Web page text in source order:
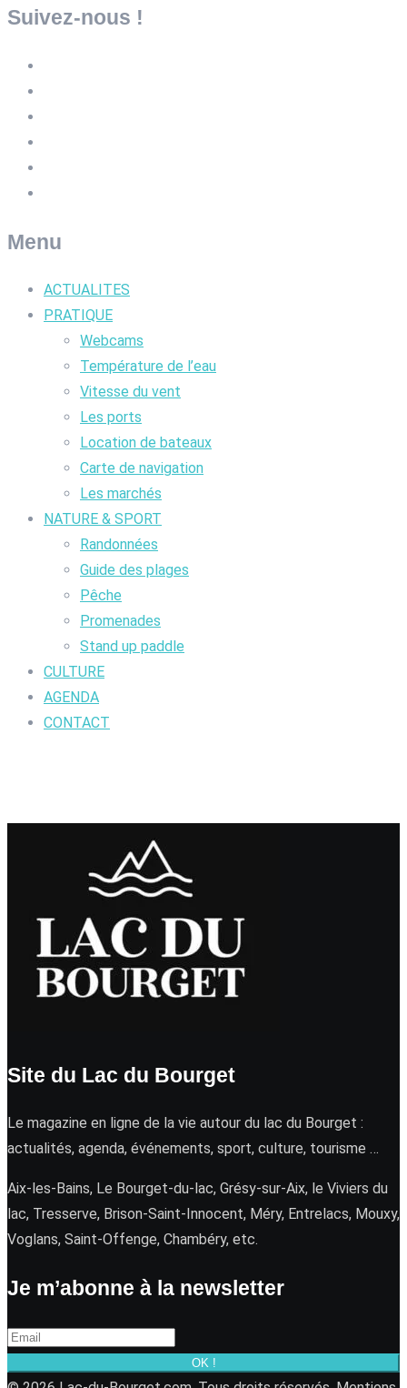
Suivez-nous !
Menu
ACTUALITES
PRATIQUE
Webcams
Température de l’eau
Vitesse du vent
Les ports
Location de bateaux
Carte de navigation
Les marchés
NATURE & SPORT
Randonnées
Guide des plages
Pêche
Promenades
Stand up paddle
CULTURE
AGENDA
CONTACT
Site du Lac du Bourget
Le magazine en ligne de la vie autour du lac du Bourget :
actualités, agenda, événements, sport, culture, tourisme …
Aix-les-Bains, Le Bourget-du-lac, Grésy-sur-Aix, le Viviers du
lac, Tresserve, Brison-Saint-Innocent, Méry, Entrelacs, Mouxy,
Voglans, Saint-Offenge, Chambéry, etc.
Je m’abonne à la newsletter
OK !